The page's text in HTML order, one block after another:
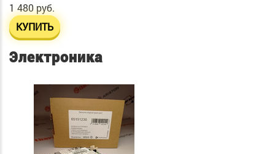
1 480 руб.
КУПИТЬ
Электроника